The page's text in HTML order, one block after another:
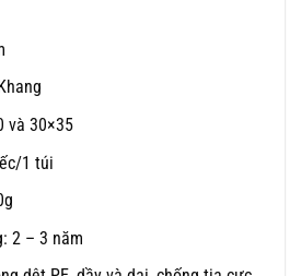
và 30×35
1 túi
2 – 3 năm